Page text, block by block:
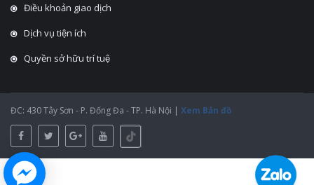
Điều khoản giao dịch
Dịch vụ tiện ích
Quyền sở hữu trí tuệ
ĐC: 430 Tây Sơn - P. Đống Đa - TP. Hà Nội | Xem Bản đồ